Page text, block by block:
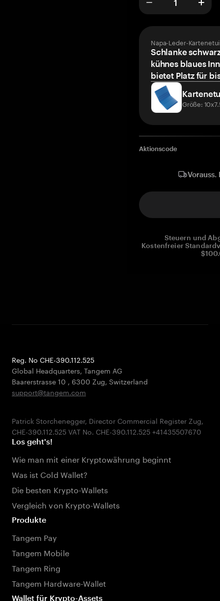
Napa-Leder-
Schlanke
kühnes blaues
bietet Platz für
Größe:
Aktionscode
Steuern und
Kostenfreier
Reg. No CHE-390.112.525
Global Headquarters, Tangem AG
Baarerstrasse 10 , 6300 Zug, Switzerland
support@tangem.com
Patrick Storchenegger, Director Commercial Register Zug,
Los geht's!
Wie man mit einer Kryptowährung beginnt
Was ist Cold Wallet?
Die besten Krypto-Wallets
Vergleich von Krypto-Wallets
Produkte
Tangem Pay
Tangem Mobile
Tangem Ring
Tangem Hardware-Wallet
Wallet für Krypto-Assets